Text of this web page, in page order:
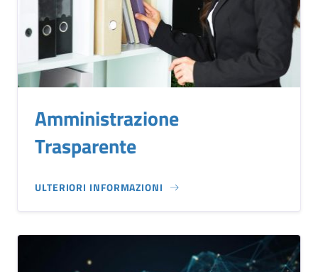
Amministrazione
Trasparente
ULTERIORI INFORMAZIONI